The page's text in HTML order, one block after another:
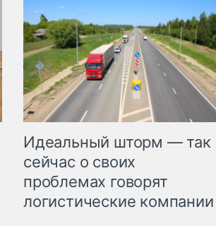
Идеальный шторм — так
сейчас о своих
проблемах говорят
логистические компании